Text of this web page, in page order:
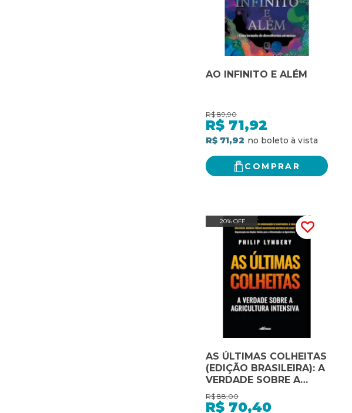
AO INFINITO E ALÉM
R$ 89,90
R$ 71,92
R$ 71,92
COMPRAR
20% OFF
AS ÚLTIMAS COLHEITAS
(EDIÇÃO BRASILEIRA): A
VERDADE SOBRE A
AGRICULTURA
INTENSIVA
R$ 88,00
R$ 70,40